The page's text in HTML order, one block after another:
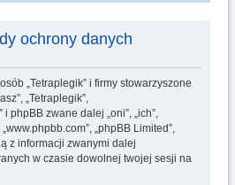
ochrony danych
„Tetraplegik” i firmy stowarzyszone
„Tetraplegik”,
phpBB zwane dalej „oni”, „ich”,
„phpBB Limited”,
z informacji zwanymi dalej
w czasie dowolnej twojej sesji na